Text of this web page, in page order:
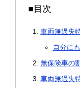
■目次
車両無過失
自分に
無保険車の
車両無過失